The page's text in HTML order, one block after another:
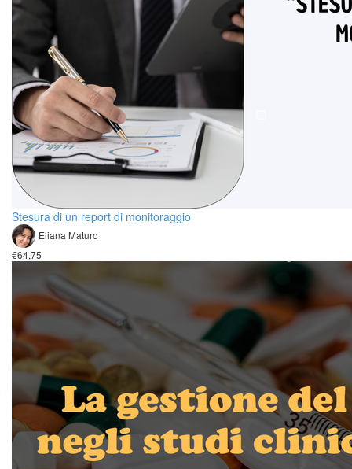
Stesura di un report di monitoraggio
Eliana Maturo
€64,75